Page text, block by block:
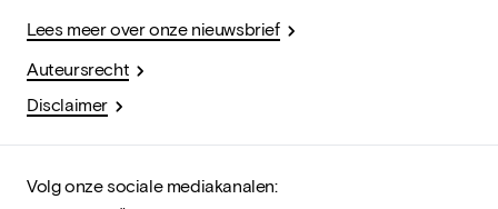
Lees meer over onze nieuwsbrief
Auteursrecht
Disclaimer
Volg onze sociale mediakanalen: